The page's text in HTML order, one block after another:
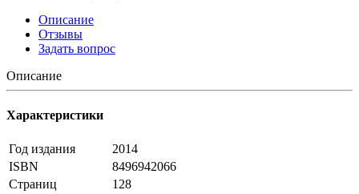
Описание
Отзывы
Задать вопрос
Описание
Характеристики
Год издания
2014
ISBN
8496942066
Страниц
128